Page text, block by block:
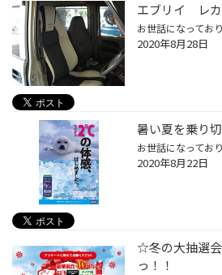
エブリイ レ
2020年8月28日
暑い夏を乗り
2020年8月22日
☆冬の大抽選
っ！！